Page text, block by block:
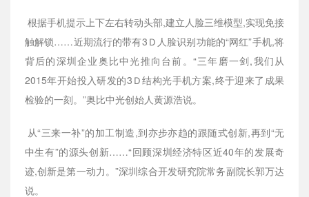
根据手机提示上下左右转动头部,建立人脸三维模型,实现免接
触解锁……近期流行的带有3Ｄ人脸识别功能的“网红”手机,将
背后的深圳企业奥比中光推向台前。“三年磨一剑,我们从
2015年开始投入研发的3Ｄ结构光手机方案,终于迎来了成果
检验的一刻。”奥比中光创始人黄源浩说。
从“三来一补”的加工制造,到亦步亦趋的跟随式创新,再到“无
中生有”的源头创新……“回顾深圳经济特区近40年的发展奇
迹,创新是第一动力。”深圳综合开发研究院常务副院长郭万达
说。